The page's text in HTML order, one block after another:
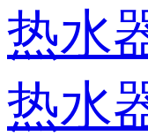
热水
热水